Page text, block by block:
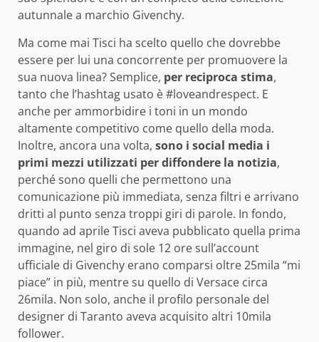
autunnale a marchio Givenchy.
Ma come mai Tisci ha scelto quello che dovrebbe
essere per lui una concorrente per promuovere la
sua nuova linea? Semplice, per reciproca stima,
tanto che l’hashtag usato è #loveandrespect. E
anche per ammorbidire i toni in un mondo
altamente competitivo come quello della moda.
Inoltre, ancora una volta, sono i social media i
primi mezzi utilizzati per diffondere la notizia,
perché sono quelli che permettono una
comunicazione più immediata, senza filtri e arrivano
dritti al punto senza troppi giri di parole. In fondo,
quando ad aprile Tisci aveva pubblicato quella prima
immagine, nel giro di sole 12 ore sull’account
ufficiale di Givenchy erano comparsi oltre 25mila “mi
piace” in più, mentre su quello di Versace circa
26mila. Non solo, anche il profilo personale del
designer di Taranto aveva acquisito altri 10mila
follower.